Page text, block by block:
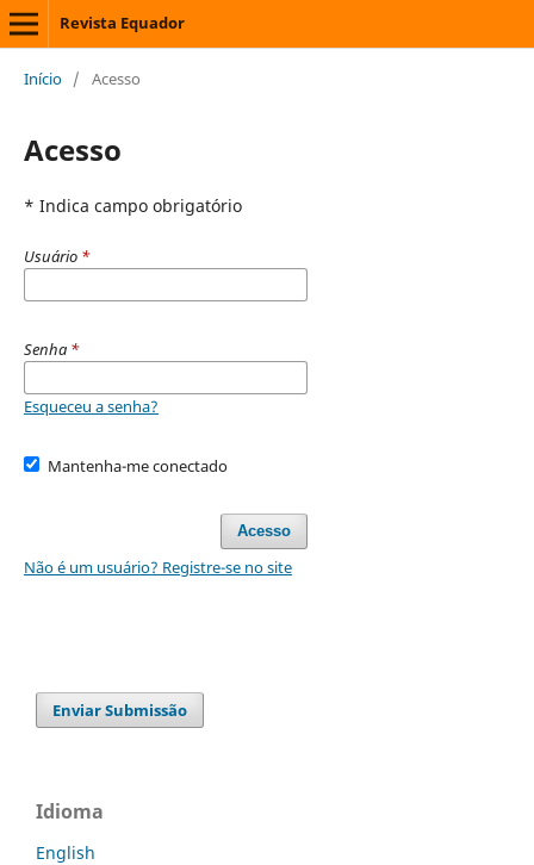
Revista Equador
Início / Acesso
Acesso
* Indica campo obrigatório
Usuário *
Senha *
Esqueceu a senha?
Mantenha-me conectado
Acesso
Não é um usuário? Registre-se no site
Enviar Submissão
Idioma
English